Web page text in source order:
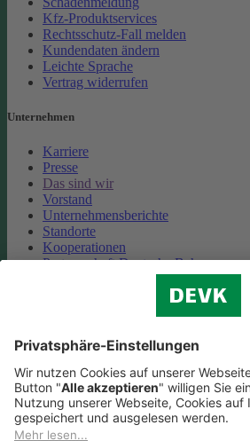
Kfz-Produktservices
Rechtsschutz-Fall melden
Kundendaten ändern
Leichte Sprache
Vertrag widerrufen
Unternehmen
Karriere
Presse
Das sind wir
Vorstand
Unternehmensberichte
Standorte
Kooperationen
Partnerschaft Deutsche Bahn
Cookie-Einstellungen
Datenschutz